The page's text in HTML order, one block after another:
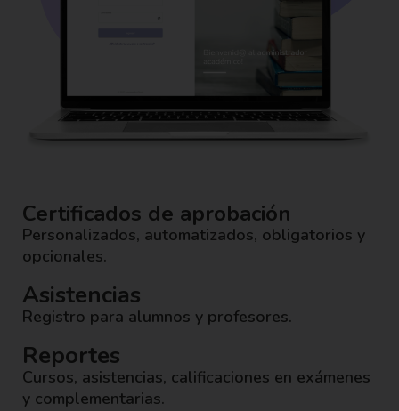
Certificados de aprobación
Personalizados, automatizados, obligatorios y
opcionales.
Asistencias
Registro para alumnos y profesores.
Reportes
Cursos, asistencias, calificaciones en exámenes
y complementarias.